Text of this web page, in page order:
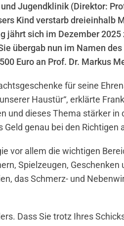
Jugendklinik (Direktor:
Kind verstarb dreieinhalb
sich im Dezember
übergab nun im Namen
Euro an Prof. Dr. Markus
für seine
Haustür“, erklärte
und dieses Thema stärker
genau bei den
vor allem die wichtigen
Spielzeugen,
das Schmerz- und
Dass Sie trotz Ihres